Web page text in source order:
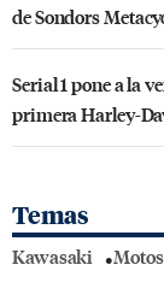
de Sondors
Serial 1 pone a la
primera Harley-
Temas
Kawasaki